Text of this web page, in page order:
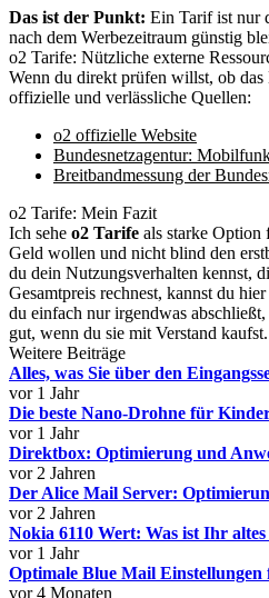
Das ist der Punkt: Ein Tarif ist nur
nach dem Werbezeitraum günstig
o2 Tarife: Nützliche externe
Wenn du direkt prüfen willst, ob das
offizielle und verlässliche Quellen:
o2 offizielle Website
Bundesnetzagentur:
Breitbandmessung der
o2 Tarife: Mein Fazit
Ich sehe o2 Tarife als starke
Geld wollen und nicht blind den
du dein Nutzungsverhalten kennst,
Gesamtpreis rechnest, kannst du
du einfach nur irgendwas
gut, wenn du sie mit Verstand kaufst.
Weitere Beiträge
Alles, was Sie über den
vor 1 Jahr
Die beste Nano-Drohne für
vor 1 Jahr
Direktbox: Optimierung und
vor 2 Jahren
Der Alice Mail Server:
vor 2 Jahren
Nokia 6110 Wert: Was ist Ihr
vor 1 Jahr
Optimale Blue Mail
vor 4 Monaten